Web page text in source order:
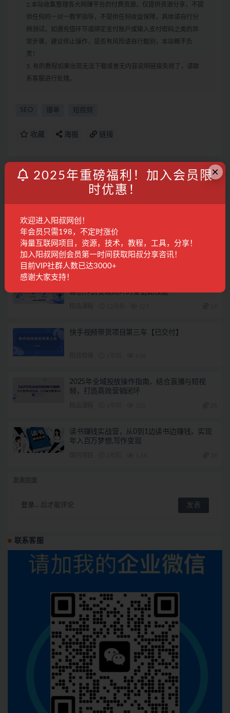
2.本站收集整理各大网赚平台的付费资源，仅提供资源分享，不提
供任何的一对一教学指导，不提供任何收益保障，具体请自行分
辨测试，如遇充值环节或绑定支付账户或输入支付密码之类的异
常步骤，建议停止操作，是否有风险请自行甄别，本站概不负
责！
3. 有的教程如果出现无法下载或者无内容说明链接失效了，请联
系客服进行处理。
SEO 爆单 短视频
收藏 海报 链接
上一篇
同时运作多个Youtube频道，不露脸，不录音，轻松制
下一篇
2022最新创迹跨境3套速卖通课程：运费模板设置+爆
款选品+开店教程！
相关文章
容创作到变现闭环的全链路技能
快手视频带货项目第三车【已交付】
2025年全域投放操作指南，结合直播与短视
频，打造高效营销闭环
读书赚钱实战营，从0到1边读书边赚钱，实现
年入百万梦想,写作变现
登录... 后才能评论
联系客服
×
2025年重磅福利！加入会员限
时优惠！
欢迎进入阳叔网创！
年会员只需198，不定时涨价
海量互联网项目，资源，技术，教程，工具，分享！
加入阳叔网创会员第一时间获取阳叔分享咨讯！
目前VIP社群人数已达3000+
感谢大家支持！